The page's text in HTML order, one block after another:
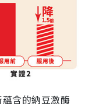
含的納豆激酶